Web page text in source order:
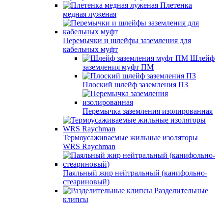
Плетенка
медная луженая
Перемычки и шлейфы заземления для
кабельных муфт
Шлейф
заземления муфт ПМ
Плоский шлейф заземления ПЗ
Перемычка заземления изолированная
Термоусаживаемые жильные изоляторы
WRS Raychman
Паяльный жир нейтральный (канифольно-
стеариновый)
Разделительные
клипсы